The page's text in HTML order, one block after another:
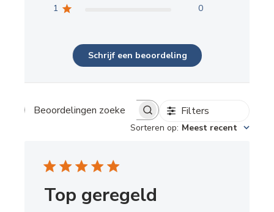
1
0
Schrijf een beoordeling
Beoordelingen zoekenFilters
Sorteren op: Meest recent
Top geregeld